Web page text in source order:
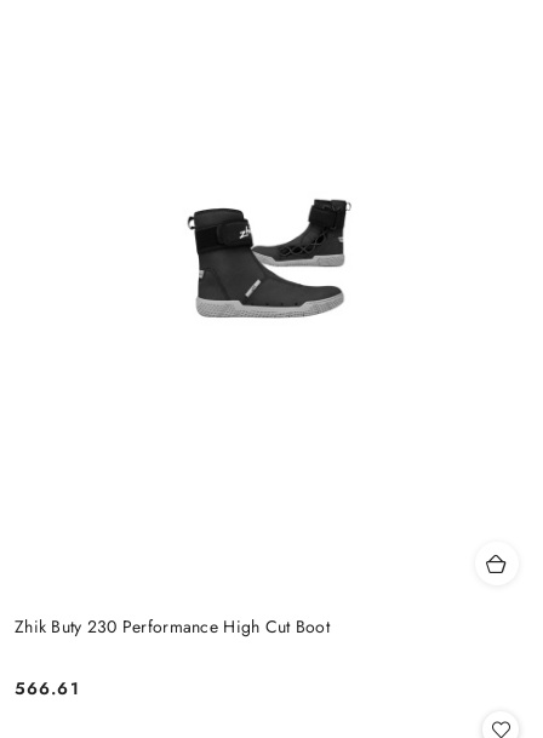
Zhik Buty 230 Performance High Cut Boot
Cena:
566.61